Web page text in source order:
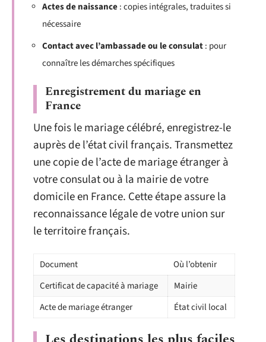
Actes de naissance: copies intégrales, traduites si
nécessaire
Contact avec l’ambassade ou le consulat: pour
connaître les démarches spécifiques
Enregistrement du mariage en
France
Une fois le mariage célébré, enregistrez-le
auprès de l’état civil français. Transmettez
une copie de l’acte de mariage étranger à
votre consulat ou à la mairie de votre
domicile en France. Cette étape assure la
reconnaissance légale de votre union sur
le territoire français.
Document
Où l’obtenir
Certificat de capacité à mariage
Mairie
Acte de mariage étranger
État civil local